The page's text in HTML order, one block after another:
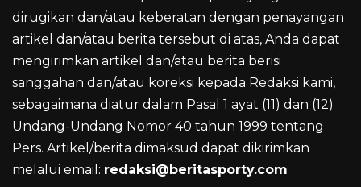
dirugikan dan/atau keberatan dengan penayangan
artikel dan/atau berita tersebut di atas, Anda dapat
mengirimkan artikel dan/atau berita berisi
sanggahan dan/atau koreksi kepada Redaksi kami,
sebagaimana diatur dalam Pasal 1 ayat (11) dan (12)
Undang-Undang Nomor 40 tahun 1999 tentang
Pers. Artikel/berita dimaksud dapat dikirimkan
melalui email: redaksi@beritasporty.com